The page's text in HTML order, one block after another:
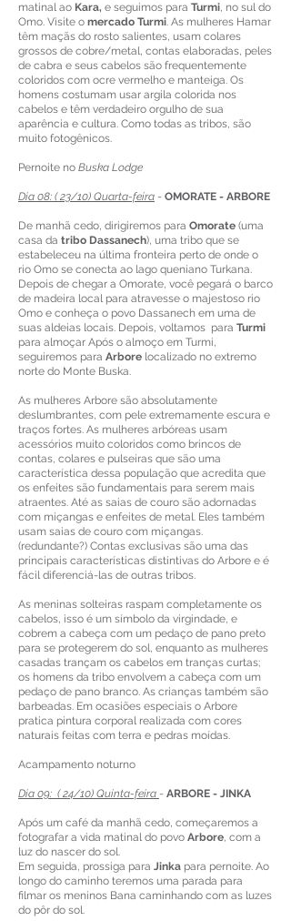
matinal ao Kara, e seguimos para Turmi, no sul do
Omo. Visite o mercado Turmi. As mulheres Hamar
têm maçãs do rosto salientes, usam colares
grossos de cobre/metal, contas elaboradas, peles
de cabra e seus cabelos são frequentemente
coloridos com ocre vermelho e manteiga. Os
homens costumam usar argila colorida nos
cabelos e têm verdadeiro orgulho de sua
aparência e cultura. Como todas as tribos, são
muito fotogênicos.
Pernoite no Buska Lodge
Dia 08: ( 23/10) Quarta-feira - OMORATE - ARBORE
De manhã cedo, dirigiremos para Omorate (uma
casa da tribo Dassanech), uma tribo que se
estabeleceu na última fronteira perto de onde o
rio Omo se conecta ao lago queniano Turkana.
Depois de chegar a Omorate, você pegará o barco
de madeira local para atravesse o majestoso rio
Omo e conheça o povo Dassanech em uma de
suas aldeias locais. Depois, voltamos para Turmi
para almoçar Após o almoço em Turmi,
seguiremos para Arbore localizado no extremo
norte do Monte Buska.
As mulheres Arbore são absolutamente
deslumbrantes, com pele extremamente escura e
traços fortes. As mulheres arbóreas usam
acessórios muito coloridos como brincos de
contas, colares e pulseiras que são uma
característica dessa população que acredita que
os enfeites são fundamentais para serem mais
atraentes. Até as saias de couro são adornadas
com miçangas e enfeites de metal. Eles também
usam saias de couro com miçangas.
(redundante?) Contas exclusivas são uma das
principais características distintivas do Arbore e é
fácil diferenciá-las de outras tribos.
As meninas solteiras raspam completamente os
cabelos, isso é um símbolo da virgindade, e
cobrem a cabeça com um pedaço de pano preto
para se protegerem do sol, enquanto as mulheres
casadas trançam os cabelos em tranças curtas;
os homens da tribo envolvem a cabeça com um
pedaço de pano branco. As crianças também são
barbeadas. Em ocasiões especiais o Arbore
pratica pintura corporal realizada com cores
naturais feitas com terra e pedras moídas.
Acampamento noturno
Dia 09: ( 24/10) Quinta-feira - ARBORE - JINKA
Após um café da manhã cedo, começaremos a
fotografar a vida matinal do povo Arbore, com a
luz do nascer do sol.
Em seguida, prossiga para Jinka para pernoite. Ao
longo do caminho teremos uma parada para
filmar os meninos Bana caminhando com as luzes
do pôr do sol.